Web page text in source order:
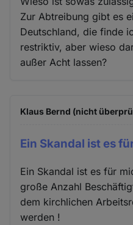
Zur Abtreibung gibt es
Deutschland, die finde
restriktiv, aber wieso
außer Acht lassen?
Klaus Bernd (nicht
Ein Skandal ist es
Ein Skandal ist es für
große Anzahl
dem kirchlichen
werden !